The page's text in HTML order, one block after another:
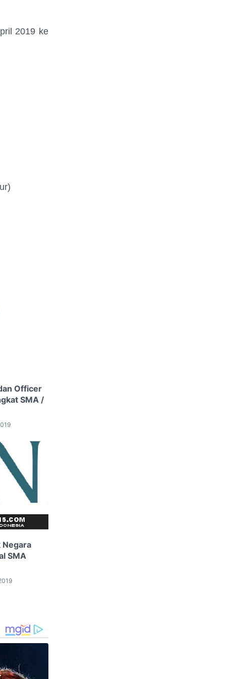
2019 ke
Officer
SMA /
Negara
SMA